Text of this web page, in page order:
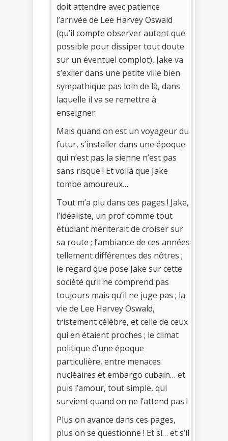
doit attendre avec patience
l’arrivée de Lee Harvey Oswald
(qu’il compte observer autant que
possible pour dissiper tout doute
sur un éventuel complot), Jake va
s’exiler dans une petite ville bien
sympathique pas loin de là, dans
laquelle il va se remettre à
enseigner.
Mais quand on est un voyageur du
futur, s’installer dans une époque
qui n’est pas la sienne n’est pas
sans risque ! Et voilà que Jake
tombe amoureux…
Tout m’a plu dans ces pages ! Jake,
l’idéaliste, un prof comme tout
étudiant mériterait de croiser sur
sa route ; l’ambiance de ces années
tellement différentes des nôtres ;
le regard que pose Jake sur cette
société qu’il ne comprend pas
toujours mais qu’il ne juge pas ; la
vie de Lee Harvey Oswald,
tristement célèbre, et celle de ceux
qui en étaient proches ; le climat
politique d’une époque
particulière, entre menaces
nucléaires et embargo cubain… et
puis l’amour, tout simple, qui
survient quand on ne l’attend pas !
Plus on avance dans ces pages,
plus on se questionne ! Et si… et s’il